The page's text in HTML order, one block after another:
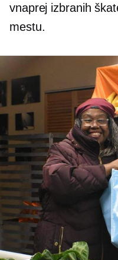
vnaprej izbranih
mestu.